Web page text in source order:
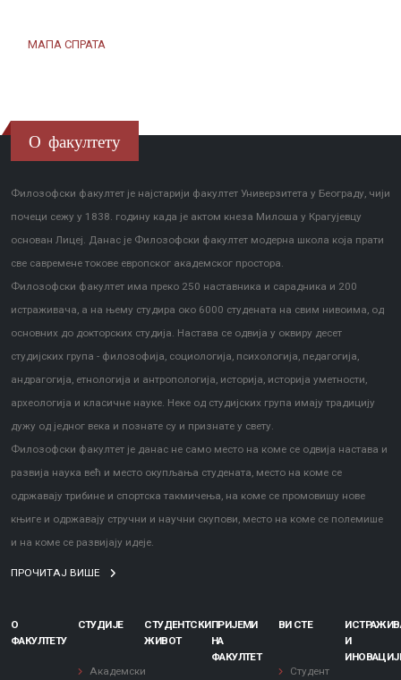
МАПА СПРАТА
О факултету
Филозофски факултет је најстарији факултет Универзитета у Београду, чији
почеци сежу у 1838. годину када је актом кнеза Милоша у Крагујевцу
основан Лицеј. Данас је Филозофски факултет модерна школа која прати
све савремене токове европског академског простора.
Филозофски факултет има преко 250 наставника и сарадника и 200
истраживача, а на њему студира око 6000 студената на свим нивоима, од
основних до докторских студија. Настава се одвија у оквиру десет
студијских група - филозофија, социологија, психологија, педагогија,
андрагогија, етнологија и антропологија, историја, историја уметности,
археологија и класичне науке. Неке од студијских група имају традицију
дужу од једног века и познате су и признате у свету.
Филозофски факултет је данас не само место на коме се одвија настава и
развија наука већ и место окупљања студената, место на коме се
одржавају трибине и спортска такмичења, на коме се промовишу нове
књиге и одржавају стручни и научни скупови, место на коме се полемише
и на коме се развијају идеје.
ПРОЧИТАЈ ВИШЕ
О
ФАКУЛТЕТУ
СТУДИЈЕ
Академски
СТУДЕНТСКИ
ЖИВОТ
ПРИЈЕМИ
НА
ФАКУЛТЕТ
ВИ СТЕ
Студент
И